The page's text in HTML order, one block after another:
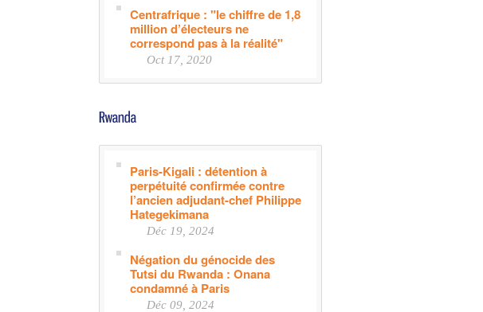
Centrafrique : "le chiffre de 1,8
million d’électeurs ne
correspond pas à la réalité"
Oct 17, 2020
Paris-Kigali : détention à
perpétuité confirmée contre
l’ancien adjudant-chef Philippe
Hategekimana
Déc 19, 2024
Négation du génocide des
Tutsi du Rwanda : Onana
condamné à Paris
Déc 09, 2024